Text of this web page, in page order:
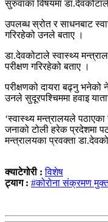
सुरुवाका विषयमा
उपलब्ध स्रोत र साधनबाट
गरिरहेको उनले बताए ।
डा.देवकोटाले स्वास्थ्य
परीक्षण गरिरहेको बताए ।
परीक्षणको दायरा बढ्नु भनेको
उनले सुदूरपश्चिममा हवाइ
‘स्वास्थ्य मन्त्रालयले
जनाको टोली हरेक प्रदेशमा
मन्त्रालयका प्रवक्ता
क्याटेगोरी :विशेष
ट्याग : #कोरोना संक्रमण